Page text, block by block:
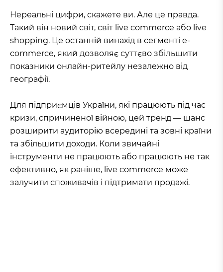
Нереальні цифри, скажете ви. Але це правда.
Такий він новий світ, світ live commerce або live
shopping. Це останній винахід в сегменті e-
commerce, який дозволяє суттєво збільшити
показники онлайн-ритейлу незалежно від
географії.
Для підприємців України, які працюють під час
кризи, спричиненої війною, цей тренд — шанс
розширити аудиторію всередині та зовні країни
та збільшити доходи. Коли звичайні
інструменти не працюють або працюють не так
ефективно, як раніше, live commerce може
залучити споживачів і підтримати продажі.